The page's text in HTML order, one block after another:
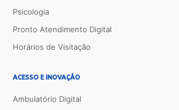
Psicologia
Pronto Atendimento Digital
Horários de Visitação
ACESSO E INOVAÇÃO
Ambulatório Digital